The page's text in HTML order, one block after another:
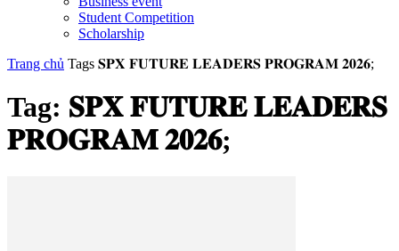
Student Competition
Scholarship
Trang chủ Tags 𝐒𝐏𝐗 𝐅𝐔𝐓𝐔𝐑𝐄 𝐋𝐄𝐀𝐃𝐄𝐑𝐒 𝐏𝐑𝐎𝐆𝐑𝐀𝐌 𝟐𝟎𝟐𝟔;
Tag: 𝐒𝐏𝐗 𝐅𝐔𝐓𝐔𝐑𝐄 𝐋𝐄𝐀𝐃𝐄𝐑𝐒
𝐏𝐑𝐎𝐆𝐑𝐀𝐌 𝟐𝟎𝟐𝟔;